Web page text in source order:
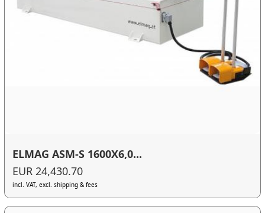
ELMAG ASM-S 1600X6,0...
EUR 24,430.70
incl. VAT, excl. shipping & fees